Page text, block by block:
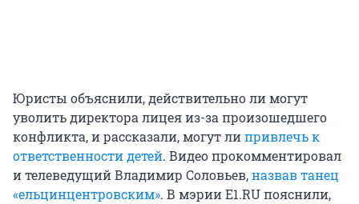
Юристы объяснили, действительно ли могут
уволить директора лицея из-за произошедшего
конфликта, и рассказали, могут липривлечь к
ответственности детей. Видео прокомментировал
и телеведущий Владимир Соловьев,назвав танец
«ельцинцентровским». В мэрии E1.RU пояснили,